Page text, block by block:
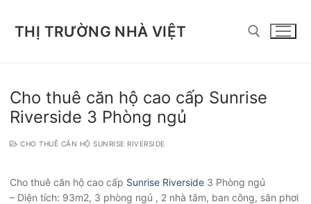
THỊ TRƯỜNG NHÀ VIỆT
Cho thuê căn hộ cao cấp Sunrise
Riverside 3 Phòng ngủ
CHO THUÊ CĂN HỘ SUNRISE RIVERSIDE
Cho thuê căn hộ cao cấp Sunrise Riverside 3 Phòng ngủ
– Diện tích: 93m2, 3 phòng ngủ , 2 nhà tắm, ban công, sân phơi